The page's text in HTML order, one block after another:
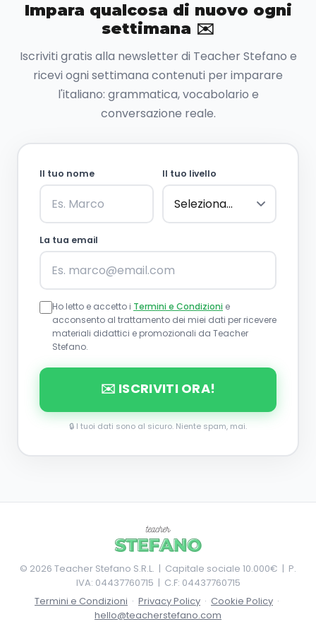
Impara qualcosa di nuovo ogni
settimana ✉️
Iscriviti gratis alla newsletter di Teacher Stefano e
ricevi ogni settimana contenuti per imparare
l'italiano: grammatica, vocabolario e
conversazione reale.
Il tuo nome Il tuo livello
La tua email
Ho letto e accetto i Termini e Condizioni e
acconsento al trattamento dei miei dati per ricevere
materiali didattici e promozionali da Teacher
Stefano.
✉️ ISCRIVITI ORA!
🔒 I tuoi dati sono al sicuro. Niente spam, mai.
© 2026 Teacher Stefano S.R.L. | Capitale sociale 10.000€ | P.
IVA: 04437760715 | C.F: 04437760715
Termini e Condizioni · Privacy Policy · Cookie Policy ·
hello@teacherstefano.com